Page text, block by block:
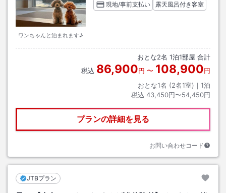
ワンちゃんと泊まれます♪
現地/事前支払い
露天風呂付き客室
おとな2名 1泊1部屋 合計
税込 86,900円 〜 108,900円
おとな1名 (2名1室)｜ 1泊
税込 43,450円〜54,450円
プランの詳細を見る
お問い合わせコード
JTBプラン